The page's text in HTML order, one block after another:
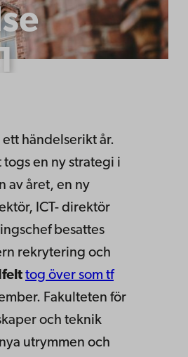
händelserikt år.
togs en ny strategi i
av året, en ny
ICT- direktör
besattes
rekrytering och
tog över som tf
Fakulteten för
och teknik
utrymmen och